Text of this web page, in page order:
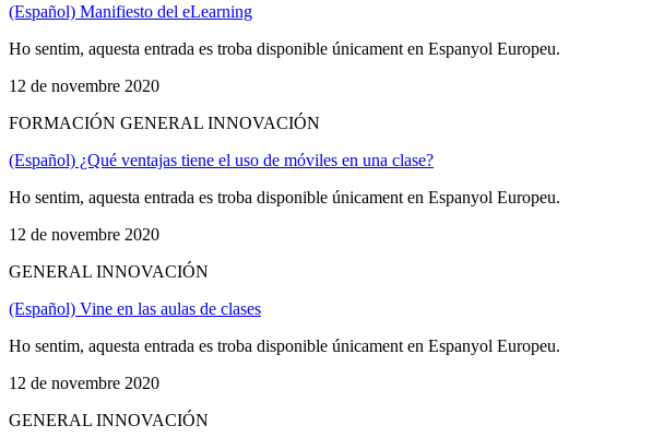
(Español) Manifiesto del eLearning
Ho sentim, aquesta entrada es troba disponible únicament en Espanyol Europeu.
12 de novembre 2020
FORMACIÓN GENERAL INNOVACIÓN
(Español) ¿Qué ventajas tiene el uso de móviles en una clase?
Ho sentim, aquesta entrada es troba disponible únicament en Espanyol Europeu.
12 de novembre 2020
GENERAL INNOVACIÓN
(Español) Vine en las aulas de clases
Ho sentim, aquesta entrada es troba disponible únicament en Espanyol Europeu.
12 de novembre 2020
GENERAL INNOVACIÓN